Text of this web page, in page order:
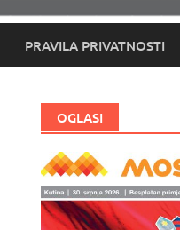
PRAVILA PRIVATNOSTI
OGLASI